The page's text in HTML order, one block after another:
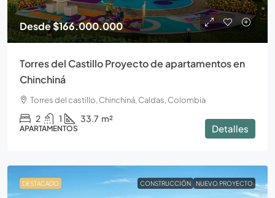
Desde$166.000.000
Torres del Castillo Proyecto de apartamentos en
Chinchiná
Torres del castillo, Chinchiná, Caldas, Colombia
2 1 33.7 m²
APARTAMENTOS Detalles
DESTACADO CONSTRUCCIÓN NUEVO PROYECTO